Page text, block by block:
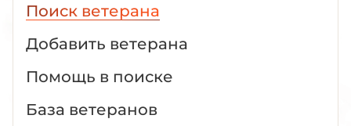
Поиск ветерана
Добавить ветерана
Помощь в поиске
База ветеранов